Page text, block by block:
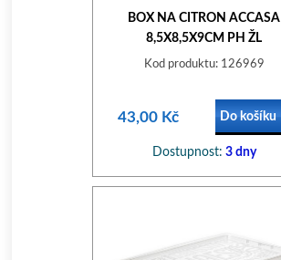
BOX NA CITRON ACCASA
8,5X8,5X9CM PH ŽL
Kod produktu: 126969
43,00 Kč Do košíku
Dostupnost: 3 dny